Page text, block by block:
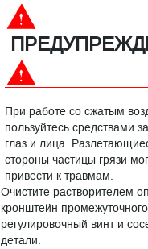
При работе со сжатым
пользуйтесь средствами
глаз и лица.
стороны частицы грязи
привести к травмам.
Очистите растворителем
кронштейн
регулировочный винт и
детали.